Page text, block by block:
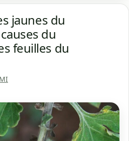
jaunes du
du
feuilles du